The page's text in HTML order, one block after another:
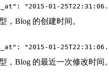
，Blog 的创建时间。
，Blog 的最近一次修改时间。